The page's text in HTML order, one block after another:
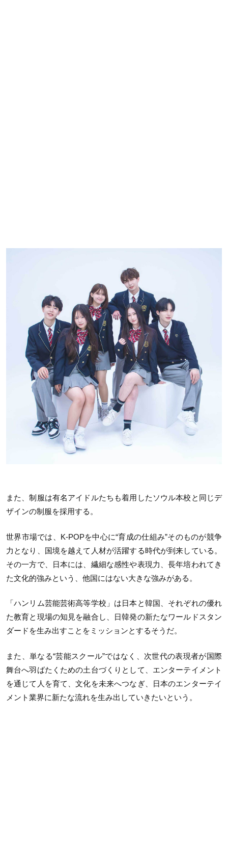
また、制服は有名アイドルたちも着用したソウル本校と同じデ
ザインの制服を採用する。
世界市場では、K-POPを中心に“育成の仕組み”そのものが競争
力となり、国境を越えて人材が活躍する時代が到来している。
その一方で、日本には、繊細な感性や表現力、長年培われてき
た文化的強みという、他国にはない大きな強みがある。
「ハンリム芸能芸術高等学校」は日本と韓国、それぞれの優れ
た教育と現場の知見を融合し、日韓発の新たなワールドスタン
ダードを生み出すことをミッションとするそうだ。
また、単なる“芸能スクール”ではなく、次世代の表現者が国際
舞台へ羽ばたくための土台づくりとして、エンターテイメント
を通じて人を育て、文化を未来へつなぎ、日本のエンターテイ
メント業界に新たな流れを生み出していきたいという。